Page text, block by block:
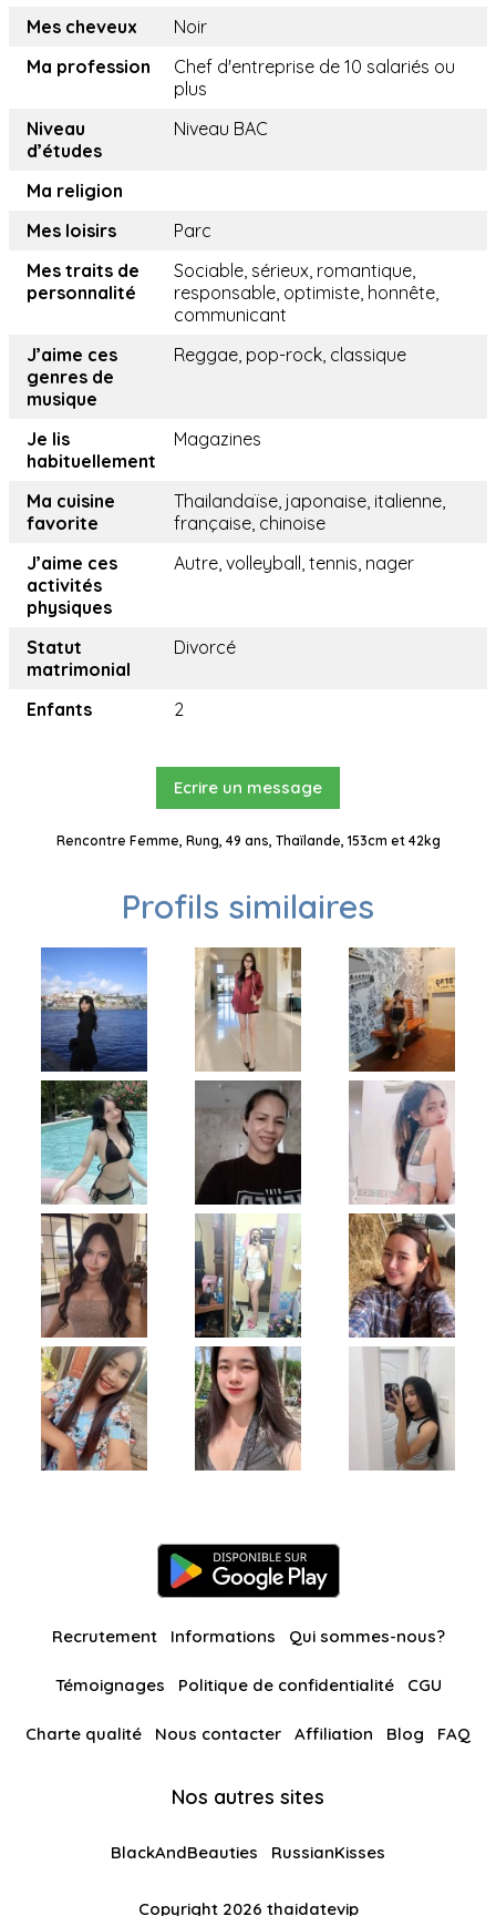
Mes cheveux
Noir
Ma profession
Chef d'entreprise de 10 salariés ou
plus
Niveau
d’études
Niveau BAC
Ma religion
Mes loisirs
Parc
Mes traits de
personnalité
Sociable, sérieux, romantique,
responsable, optimiste, honnête,
communicant
J’aime ces
genres de
musique
Reggae, pop-rock, classique
Je lis
habituellement
Magazines
Ma cuisine
favorite
Thailandaïse, japonaise, italienne,
française, chinoise
J’aime ces
activités
physiques
Autre, volleyball, tennis, nager
Statut
matrimonial
Divorcé
Enfants 2
Ecrire un message
Rencontre Femme, Rung, 49 ans, Thaïlande, 153cm et 42kg
Profils similaires
Recrutement Informations Qui sommes-nous?
Témoignages Politique de confidentialité CGU
Charte qualité Nous contacter Affiliation Blog FAQ
Nos autres sites
BlackAndBeauties RussianKisses
Copyright 2026 thaidatevip